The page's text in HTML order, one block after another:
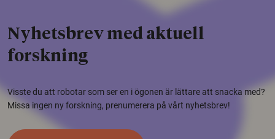
Nyhetsbrev med aktuell
forskning
Visste du att robotar som ser en i ögonen är lättare att snacka med?
Missa ingen ny forskning, prenumerera på vårt nyhetsbrev!